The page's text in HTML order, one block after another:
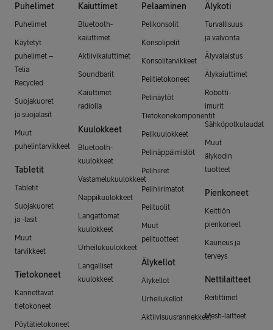
Puhelimet
Puhelimet
Käytetyt
puhelimet –
Telia
Recycled
Suojakuoret
ja suojalasit
Muut
puhelintarvikkeet
Tabletit
Tabletit
Suojakuoret
ja -lasit
Muut
tarvikkeet
Tietokoneet
Kannettavat
tietokoneet
Pöytätietokoneet
Kaiuttimet
Bluetooth-
kaiuttimet
Aktiivikaiuttimet
Soundbarit
Kaiuttimet
radiolla
Kuulokkeet
Bluetooth-
kuulokkeet
Vastamelukuulokkeet
Nappikuulokkeet
Langattomat
kuulokkeet
Urheilukuulokkeet
Langalliset
kuulokkeet
Pelaaminen
Pelikonsolit
Konsolipelit
Konsolitarvikkeet
Pelitietokoneet
Pelinäytöt
Tietokonekomponentit
Pelikuulokkeet
Pelinäppäimistöt
Pelihiiret
Pelihiirimatot
Pelituolit
Muut
pelituotteet
Älykellot
Älykellot
Urheilukellot
Aktiivisuusrannekkeet
Älykoti
Turvallisuus
ja valvonta
Älyvalaistus
Älykaiuttimet
Robotti-
imurit
Sähköpotkulaudat
Muut
älykodin
tuotteet
Pienkoneet
Keittiön
pienkoneet
Kauneus ja
terveys
Nettilaitteet
Reitittimet
Mesh-laitteet